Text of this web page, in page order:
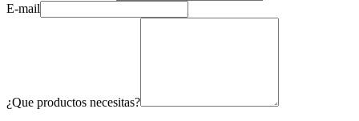
E-mail
¿Que productos necesitas?